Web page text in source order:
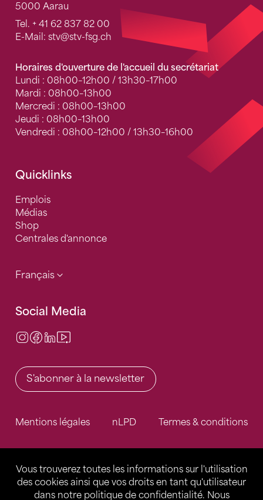
Vous trouverez toutes les informations sur l'utilisation
des cookies ainsi que vos droits en tant qu'utilisateur
dans notre politique de confidentialité. Nous
5000 Aarau
Tel. + 41 62 837 82 00
E-Mail: stv@stv-fsg.ch
Horaires d'ouverture de l'accueil du secrétariat
Lundi : 08h00–12h00 / 13h30–17h00
Mardi : 08h00–13h00
Mercredi : 08h00–13h00
Jeudi : 08h00–13h00
Vendredi : 08h00–12h00 / 13h30–16h00
Quicklinks
Emplois
Médias
Shop
Centrales d'annonce
Français
Social Media
Instagram
Facebook
LinkedIn
S'abonner à la newsletter
Mentions légales nLPD Termes & conditions